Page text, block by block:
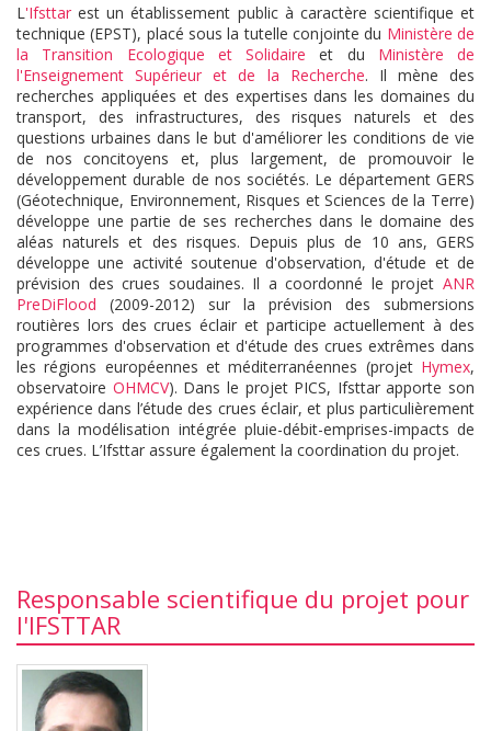
L 'Ifsttar est un établissement public à caractère scientifique et
technique (EPST), placé sous la tutelle conjointe du Ministère de
la Transition Ecologique et Solidaire et du Ministère de
l'Enseignement Supérieur et de la Recherche. Il mène des
recherches appliquées et des expertises dans les domaines du
transport, des infrastructures, des risques naturels et des
questions urbaines dans le but d'améliorer les conditions de vie
de nos concitoyens et, plus largement, de promouvoir le
développement durable de nos sociétés. Le département GERS
(Géotechnique, Environnement, Risques et Sciences de la Terre)
développe une partie de ses recherches dans le domaine des
aléas naturels et des risques. Depuis plus de 10 ans, GERS
développe une activité soutenue d'observation, d'étude et de
prévision des crues soudaines. Il a coordonné le projet ANR
PreDiFlood (2009-2012) sur la prévision des submersions
routières lors des crues éclair et participe actuellement à des
programmes d'observation et d'étude des crues extrêmes dans
les régions européennes et méditerranéennes (projet Hymex,
observatoire OHMCV). Dans le projet PICS, Ifsttar apporte son
expérience dans l’étude des crues éclair, et plus particulièrement
dans la modélisation intégrée pluie-débit-emprises-impacts de
ces crues. L’Ifsttar assure également la coordination du projet.
Responsable scientifique du projet pour
l'IFSTTAR